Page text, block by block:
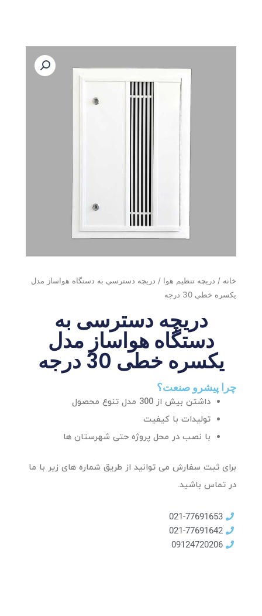
خانه / دریچه تنظیم هوا / دریچه دسترسی به دستگاه هواساز مدل
یکسره خطی 30 درجه
دریچه دسترسی به
دستگاه هواساز مدل
یکسره خطی 30 درجه
چرا پیشرو صنعت؟
داشتن بیش از 300 مدل تنوع محصول
تولیدات با کیفیت
با نصب در محل پروژه حتی شهرستان ها
برای ثبت سفارش می توانید از طریق شماره های زیر با ما
در تماس باشید.
021-77691653
021-77691642
09124720206